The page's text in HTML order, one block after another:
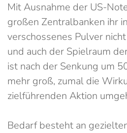
Mit Ausnahme der US-
großen Zentralbanken ihr
verschossenes Pulver
und auch der Spielraum
ist nach der Senkung um
mehr groß, zumal die
zielführenden Aktion
Bedarf besteht an